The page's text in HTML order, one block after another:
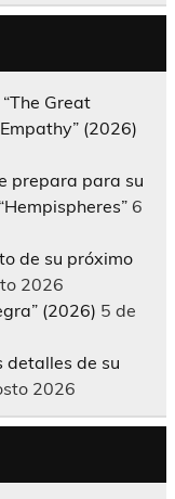
Great
(2026)
prepara para su
6
de su próximo
2026
(2026) 5 de
detalles de su
2026